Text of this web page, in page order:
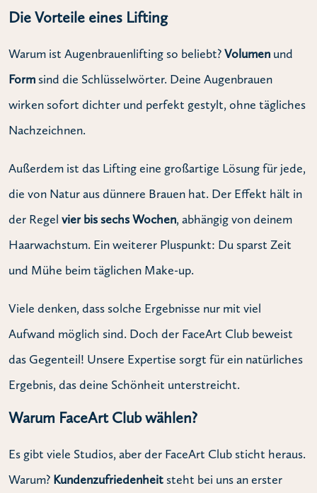
Die Vorteile eines Lifting
Warum ist Augenbrauenlifting so beliebt?Volumen und
Form sind die Schlüsselwörter. Deine Augenbrauen
wirken sofort dichter und perfekt gestylt, ohne tägliches
Nachzeichnen.
Außerdem ist das Lifting eine großartige Lösung für jede,
die von Natur aus dünnere Brauen hat. Der Effekt hält in
der Regel vier bis sechs Wochen, abhängig von deinem
Haarwachstum. Ein weiterer Pluspunkt: Du sparst Zeit
und Mühe beim täglichen Make-up.
Viele denken, dass solche Ergebnisse nur mit viel
Aufwand möglich sind. Doch der FaceArt Club beweist
das Gegenteil! Unsere Expertise sorgt für ein natürliches
Ergebnis, das deine Schönheit unterstreicht.
Warum FaceArt Club wählen?
Es gibt viele Studios, aber der FaceArt Club sticht heraus.
Warum? Kundenzufriedenheit steht bei uns an erster